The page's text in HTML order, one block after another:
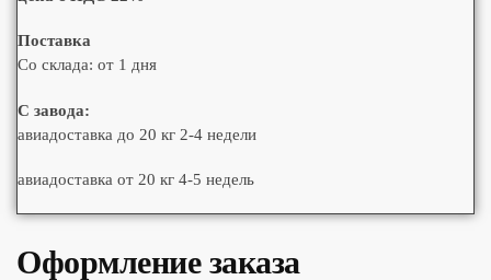
Поставка
Со склада: от 1 дня
С завода:
авиадоставка до 20 кг 2-4 недели
авиадоставка от 20 кг 4-5 недель
Оформление заказа